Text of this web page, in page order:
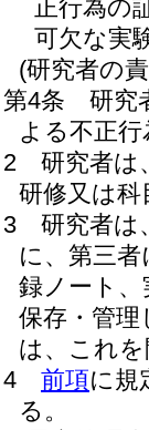
正行為の
可欠な実
(研究者の
第4条
研究
よる不正
2
研究者は
研修又は
3
研究者は
に、第三
録ノート
保存・管
は、これ
4
前項に規
る。